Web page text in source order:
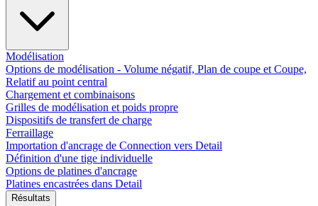
Modélisation
Options de modélisation - Volume négatif, Plan de coupe et Coupe,
Relatif au point central
Chargement et combinaisons
Grilles de modélisation et poids propre
Dispositifs de transfert de charge
Ferraillage
Importation d'ancrage de Connection vers Detail
Définition d'une tige individuelle
Options de platines d'ancrage
Platines encastrées dans Detail
Résultats